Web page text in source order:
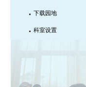
下载园地
科室设置